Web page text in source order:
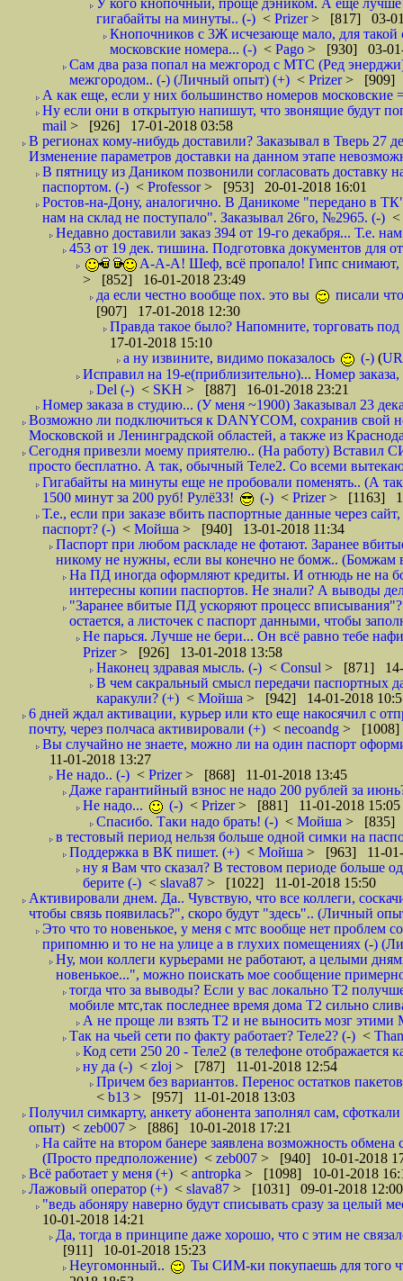
У кого кнопочный, проще дэником. А ещё лучше
гигабайты на минуты.. (-) < Prizer> [817] 03-
Кнопочников с 3Ж исчезающе мало, для такой
московские номера... (-) < Pago > [930] 03-01-
Сам два раза попал на межгород с МТС (Ред
межгородом.. (-) (Личный опыт) (+) < Prizer> [909]
А как еще, если у них большинство номеров московские
Ну если они в открытую напишут, что звонящие будут
mail > [926] 17-01-2018 03:58
В регионах кому-нибудь доставили? Заказывал в Тверь 27
Изменение параметров доставки на данном этапе
В пятницу из Даником позвонили согласовать доставку
паспортом. (-) < Professor> [953] 20-01-2018 16:01
Ростов-на-Дону, аналогично. В Даникоме "передано в
нам на склад не поступало". Заказывал 26го, №2965. (-) <
Недавно доставили заказ 394 от 19-го декабря... Т.е.
453 от 19 дек. тишина. Подготовка документов для
А-А-А! Шеф, всё пропало! Гипс снимают,
> [852] 16-01-2018 23:49
да если честно вообще пох. это вы
писали
[907] 17-01-2018 12:30
Правда такое было? Напомните, торговать
17-01-2018 15:10
а ну извините, видимо показалось
(-) (
Исправил на 19-е(приблизительно)... Номер
Del (-) < SKH > [887] 16-01-2018 23:21
Номер заказа в студию... (У меня ~1900) Заказывал 23
Возможно ли подключиться к DANYCOM, сохранив свой
Московской и Ленинградской областей, а также из
Сегодня привезли моему приятелю.. (На работу) Вставил
просто бесплатно. А так, обычный Теле2. Со всеми
Гигабайты на минуты еще не пробовали поменять.. (А
1500 минут за 200 руб! РулёЗЗ!
(-) < Prizer> [1163]
Т.е., если при заказе вбить паспортные данные через
паспорт? (-) < Мойша > [940] 13-01-2018 11:34
Паспорт при любом раскладе не фотают. Заранее
никому не нужны, если вы конечно не бомж.. (Бомжам
На ПД иногда оформляют кредиты. И отнюдь не на
интересны копии паспортов. Не знали? А выводы
"Заранее вбитые ПД ускоряют процесс
остается, а листочек с паспорт данными, чтобы
Не парься. Лучше не бери... Он всё равно тебе
Prizer> [926] 13-01-2018 13:58
Наконец здравая мысль. (-) < Consul > [871] 14-
В чем сакральный смысл передачи паспортных
каракули? (+) < Мойша > [942] 14-01-2018
6 дней ждал активации, курьер или кто еще накосячил с
почту, через полчаса активировали (+) < necoandg > [1008]
Вы случайно не знаете, можно ли на один паспорт
11-01-2018 13:27
Не надо.. (-) < Prizer> [868] 11-01-2018 13:45
Даже гарантийный взнос не надо 200 рублей за
Не надо...
(-) < Prizer> [881] 11-01-2018 15:05
Спасибо. Таки надо брать! (-) < Мойша > [835]
в тестовый период нельзя больше одной симки на
Поддержка в ВК пишет. (+) < Мойша > [963] 11-01-
ну я Вам что сказал? В тестовом периоде больше
берите (-) < slava87 > [1022] 11-01-2018 15:50
Активировали днем. Да.. Чувствую, что все коллеги,
чтобы связь появилась?", скоро будут "здесь".. (Личный
Это что то новенькое, у меня с мтс вообще нет проблем
припомню и то не на улице а в глухих помещениях (-)
Ну, мои коллеги курьерами не работают, а целыми
новенькое...", можно поискать мое сообщение
тогда что за выводы? Если у вас локально Т2
мобиле мтс,так последнее время дома Т2 сильно
А не проще ли взять Т2 и не выносить мозг
Так на чьей сети по факту работает? Теле2? (-) <
Код сети 250 20 - Теле2 (в телефоне отображается
ну да (-) < zloj > [787] 11-01-2018 12:54
Причем без вариантов. Перенос остатков
< b13 > [957] 11-01-2018 13:03
Получил симкарту, анкету абонента заполнял сам,
опыт) < zeb007 > [886] 10-01-2018 17:21
На сайте на втором банере заявлена возможность
(Просто предположение) < zeb007 > [940] 10-01-2018
Всё работает у меня (+) < antropka > [1098] 10-01-2018
Лажовый оператор (+) < slava87 > [1031] 09-01-2018 12:00
"ведь абоняру наверно будут списывать сразу за целый
10-01-2018 14:21
Да, тогда в принципе даже хорошо, что с этим не
[911] 10-01-2018 15:23
Неугомонный..
Ты СИМ-ки покупаешь для того